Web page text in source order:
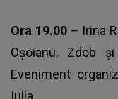
Ora 19.00 – Irina
Oșoianu, Zdob
Eveniment
Iulia